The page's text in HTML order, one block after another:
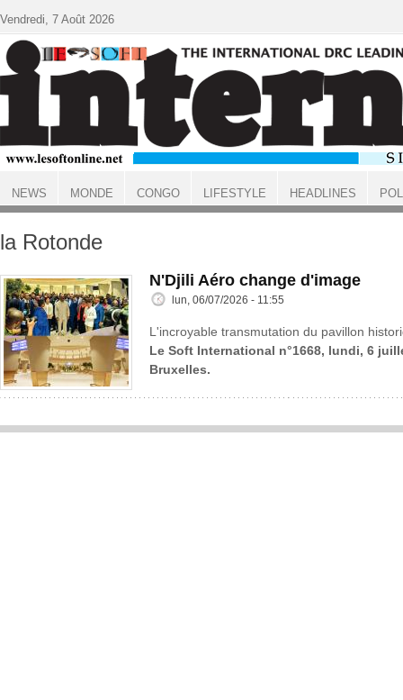
ACCUEIL
la Rotonde
N'Djili Aéro change d'image
lun, 06/07/2026 - 11:55
L'incroyable transmutation du pavillon
Le Soft International n°1668, lundi, 6
Bruxelles.
Vendredi, 7 Août 2026
NEWS MONDE CONGO LIFESTYLE HEADLINES